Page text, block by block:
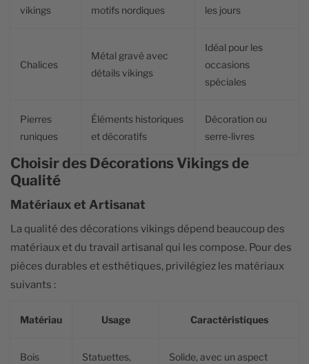
vikings motifs nordiques les jours
Chalices
Métal gravé avec
détails vikings
Idéal pour les
occasions
spéciales
Pierres
runiques
Éléments historiques
et décoratifs
Décoration ou
serre-livres
Choisir des Décorations Vikings de
Qualité
Matériaux et Artisanat
La qualité des décorations vikings dépend beaucoup des
matériaux et du travail artisanal qui les compose. Pour des
pièces durables et esthétiques, privilégiez les matériaux
suivants :
Matériau Usage Caractéristiques
Bois
Statuettes,
Solide, avec un aspect